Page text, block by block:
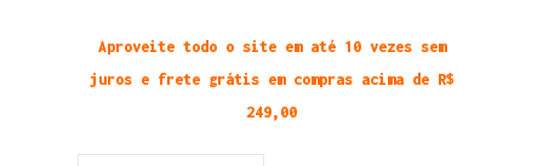
Aproveite todo o site em até 10 vezes sem
juros e frete grátis em compras acima de R$
249,00